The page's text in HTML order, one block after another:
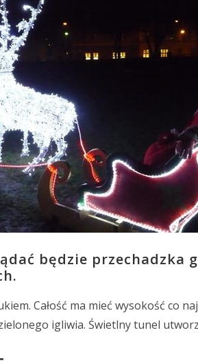
będzie przechadzka
Całość ma mieć wysokość co
igliwia. Świetlny tunel